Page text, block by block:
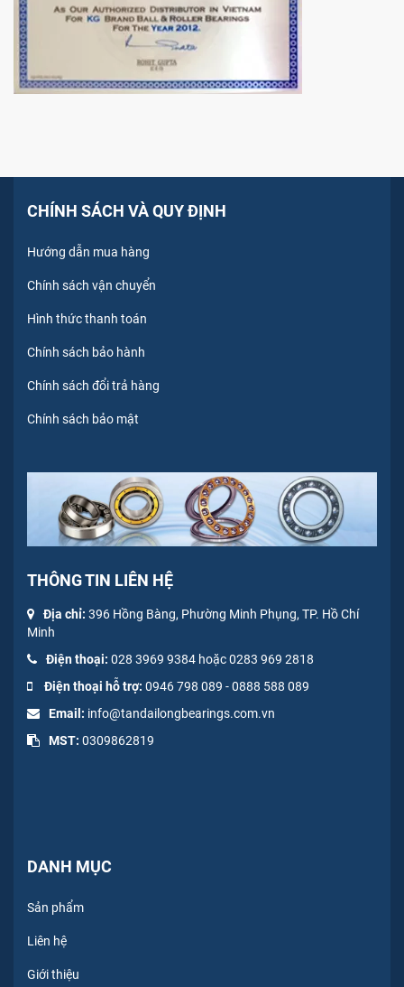
CHÍNH SÁCH VÀ QUY ĐỊNH
Hướng dẫn mua hàng
Chính sách vận chuyển
Hình thức thanh toán
Chính sách bảo hành
Chính sách đổi trả hàng
Chính sách bảo mật
THÔNG TIN LIÊN HỆ
Địa chỉ: 396 Hồng Bàng, Phường Minh Phụng, TP. Hồ Chí
Minh
Điện thoại: 028 3969 9384 hoặc 0283 969 2818
Điện thoại hỗ trợ: 0946 798 089 -0888 588 089
Email: info@tandailongbearings.com.vn
MST: 0309862819
DANH MỤC
Sản phẩm
Liên hệ
Giới thiệu